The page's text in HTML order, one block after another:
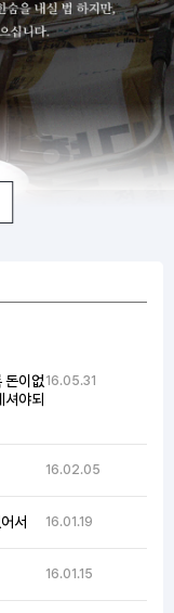
돈이없
야되
16.05.31
16.02.05
서 16.01.19
16.01.15